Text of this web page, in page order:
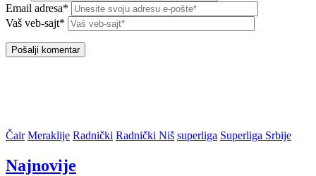
Email adresa*
Vaš veb-sajt*
Čair Meraklije Radnički Radnički Niš superliga Superliga Srbije
Najnovije